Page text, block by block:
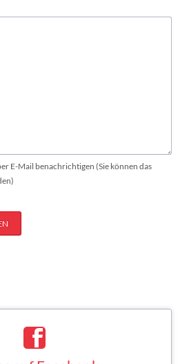
E-Mail benachrichtigen (Sie können das